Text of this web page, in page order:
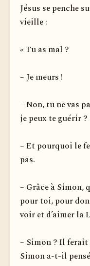
Jésus se penche
vieille :
« Tu as mal ?
– Je meurs !
– Non, tu ne vas
je peux te guérir ?
– Et pourquoi le
pas.
– Grâce à Simon,
pour toi, pour
voir et d’aimer la
– Simon ? Il ferait
Simon a-t-il